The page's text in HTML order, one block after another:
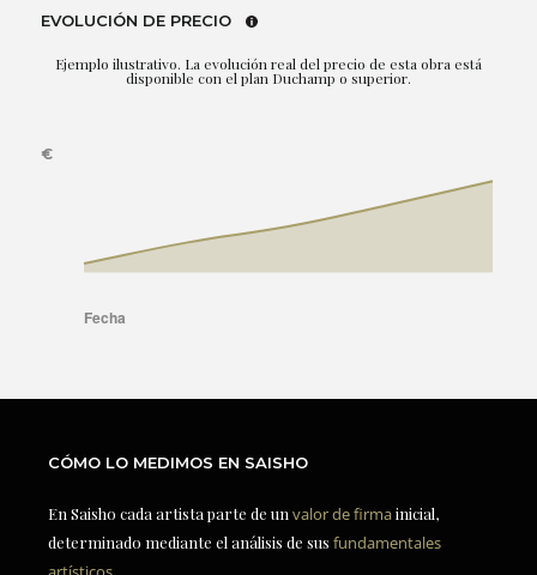
EVOLUCIÓN DE PRECIO
Ejemplo ilustrativo. La evolución real del precio de esta obra está
disponible con el plan Duchamp o superior.
CÓMO LO MEDIMOS EN SAISHO
En Saisho cada artista parte de un valor de firmainicial,
determinado mediante el análisis de sus fundamentales
.